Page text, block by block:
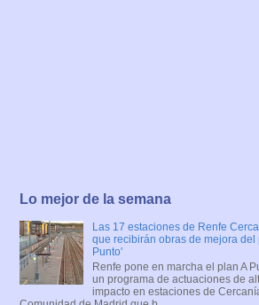
Lo mejor de la semana
Las 17 estaciones de Renfe
que recibirán obras de mejora del
Punto'
Renfe pone en marcha el plan A
un programa de actuaciones de
impacto en estaciones de